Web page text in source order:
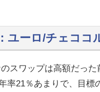
ユーロ/チェココ
スワップは高額だっ
率21％あまりで、目標